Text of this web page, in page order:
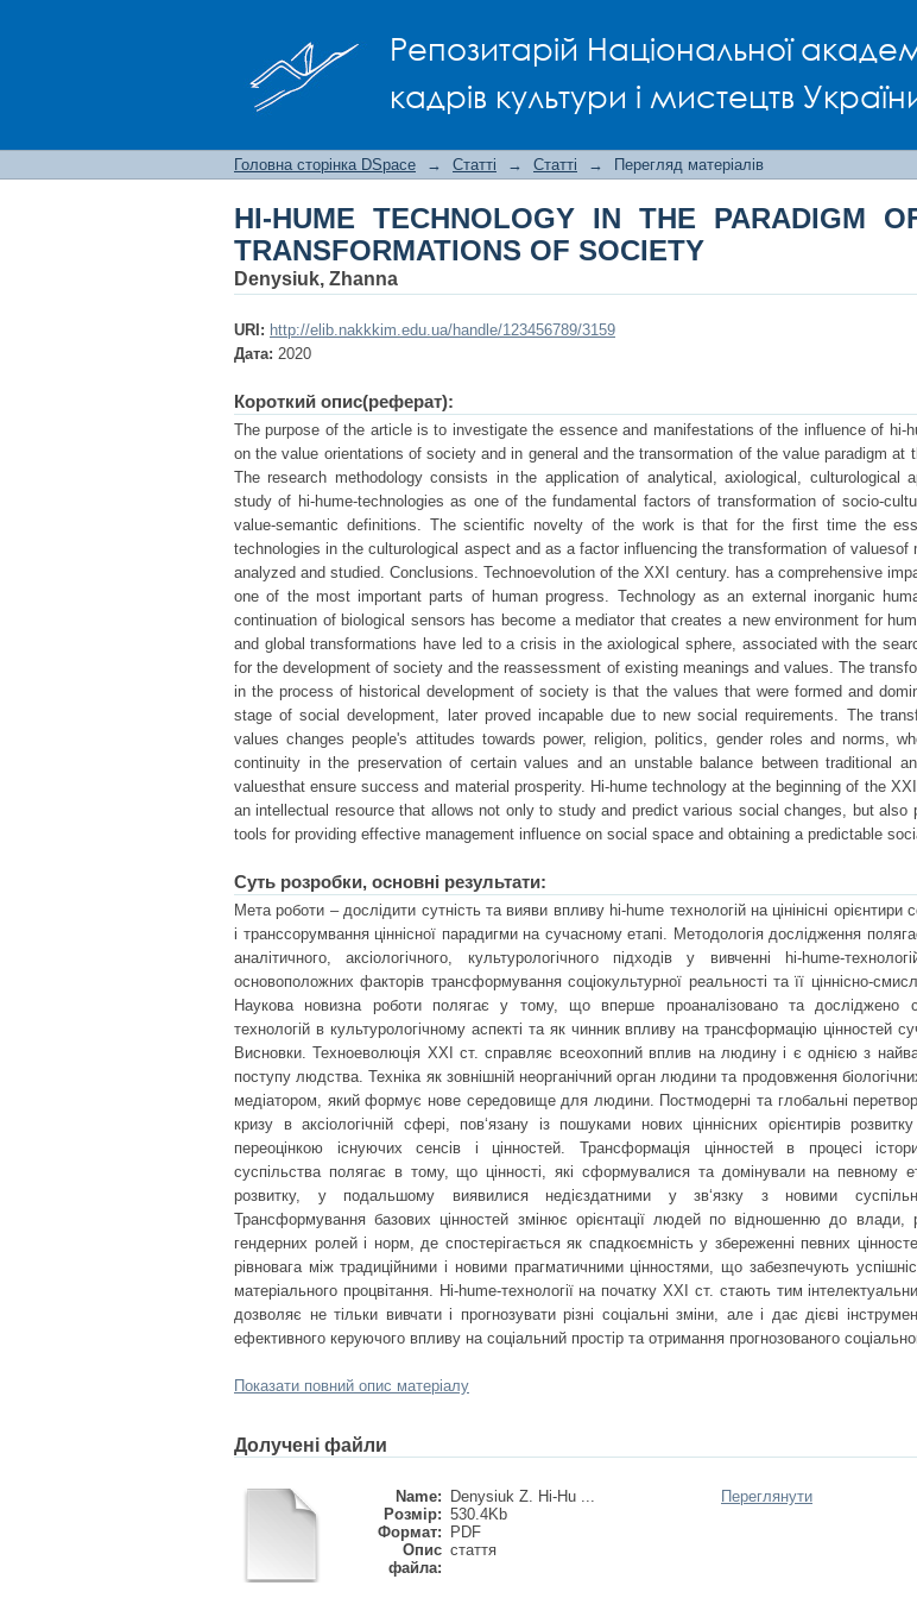
Репозитарій Національної
кадрів культури і мистецтв
HI-HUME TECHNOLOGY IN THE PARADIGM
SOCIETY
Головна сторінка DSpace → Статті → Статті → Перегляд матеріалів
HI-HUME TECHNOLOGY IN THE PARADIGM
TRANSFORMATIONS OF SOCIETY
Denysiuk, Zhanna
URI: http://elib.nakkkim.edu.ua/handle/123456789/3159
Дата: 2020
Короткий опис(реферат):
The purpose of the article is to investigate the essence and manifestations of the influence of hi-
on the value orientations of society and in general and the transormation of the value paradigm at
The research methodology consists in the application of analytical, axiological, culturological
study of hi-hume-technologies as one of the fundamental factors of transformation of socio-
value-semantic definitions. The scientific novelty of the work is that for the first time the
technologies in the culturological aspect and as a factor influencing the transformation of valuesof
analyzed and studied. Conclusions. Technoevolution of the XXI century. has a comprehensive
one of the most important parts of human progress. Technology as an external inorganic
continuation of biological sensors has become a mediator that creates a new environment for
and global transformations have led to a crisis in the axiological sphere, associated with the
for the development of society and the reassessment of existing meanings and values. The
in the process of historical development of society is that the values that were formed and
stage of social development, later proved incapable due to new social requirements. The
values changes people's attitudes towards power, religion, politics, gender roles and norms,
continuity in the preservation of certain values and an unstable balance between traditional
valuesthat ensure success and material prosperity. Hi-hume technology at the beginning of the
an intellectual resource that allows not only to study and predict various social changes, but also
tools for providing effective management influence on social space and obtaining a predictable
Суть розробки, основні результати:
Мета роботи – дослідити сутність та вияви впливу hi-hume технологій на цінінісні орієнтири
і транссорумвання ціннісної парадигми на сучасному етапі. Методологія дослідження
аналітичного, аксіологічного, культурологічного підходів у вивченні hi-hume-
основоположних факторів трансформування соціокультурної реальності та її ціннісно-
Наукова новизна роботи полягає у тому, що вперше проаналізовано та досліджено
технологій в культурологічному аспекті та як чинник впливу на трансформацію цінностей
Висновки. Техноеволюція XXI ст. справляє всеохопний вплив на людину і є однією з
поступу людства. Техніка як зовнішній неорганічний орган людини та продовження
медіатором, який формує нове середовище для людини. Постмодерні та глобальні
кризу в аксіологічній сфері, пов‘язану із пошуками нових ціннісних орієнтирів
переоцінкою існуючих сенсів і цінностей. Трансформація цінностей в процесі
суспільства полягає в тому, що цінності, які сформувалися та домінували на певному
розвитку, у подальшому виявилися недієздатними у зв‘язку з новими
Трансформування базових цінностей змінює орієнтації людей по відношенню до влади,
гендерних ролей і норм, де спостерігається як спадкоємність у збереженні певних
рівновага між традиційними і новими прагматичними цінностями, що забезпечують
матеріального процвітання. Hi-hume-технології на початку XXI ст. стають тим
дозволяє не тільки вивчати і прогнозувати різні соціальні зміни, але і дає дієві
ефективного керуючого впливу на соціальний простір та отримання прогнозованого
Показати повний опис матеріалу
Долучені файли
Name:
Denysiuk Z. Hi-Hu ...
Розмір: 530.4Kb
Формат:
PDF
Опис
файла:
стаття
Переглянути